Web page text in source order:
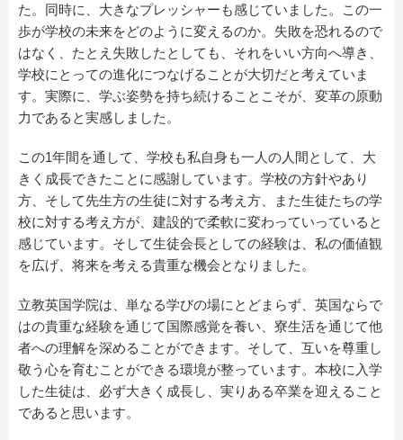
た。同時に、大きなプレッシャーも感じていました。この一
歩が学校の未来をどのように変えるのか。失敗を恐れるので
はなく、たとえ失敗したとしても、それをいい方向へ導き、
学校にとっての進化につなげることが大切だと考えていま
す。実際に、学ぶ姿勢を持ち続けることこそが、変革の原動
力であると実感しました。
この1年間を通して、学校も私自身も一人の人間として、大
きく成長できたことに感謝しています。学校の方針やあり
方、そして先生方の生徒に対する考え方、また生徒たちの学
校に対する考え方が、建設的で柔軟に変わっていっていると
感じています。そして生徒会長としての経験は、私の価値観
を広げ、将来を考える貴重な機会となりました。
立教英国学院は、単なる学びの場にとどまらず、英国ならで
はの貴重な経験を通じて国際感覚を養い、寮生活を通じて他
者への理解を深めることができます。そして、互いを尊重し
敬う心を育むことができる環境が整っています。本校に入学
した生徒は、必ず大きく成長し、実りある卒業を迎えること
であると思います。